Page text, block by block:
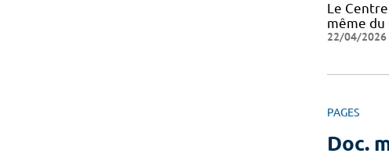
Le
même du
22/04/2026
PAGES
Doc.